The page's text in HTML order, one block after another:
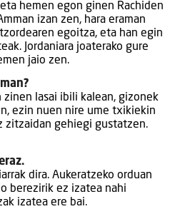
hemen egon ginen Rachiden
izan zen, hara eraman
egoitza, eta han egin
Jordaniara joaterako gure
jaio zen.
lasai ibili kalean, gizonek
ezin nuen nire ume txikiekin
zitzaidan gehiegi gustatzen.
dira. Aukeratzeko orduan
berezirik ez izatea nahi
izatea ere bai.